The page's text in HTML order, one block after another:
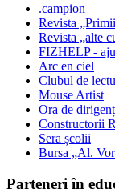
.campion
Revista
Revista „alte
FIZHELP -
Arc en ciel
Clubul de
Mouse Artist
Ora de
Constructorii
Sera școlii
Bursa „Al.
Parteneri în